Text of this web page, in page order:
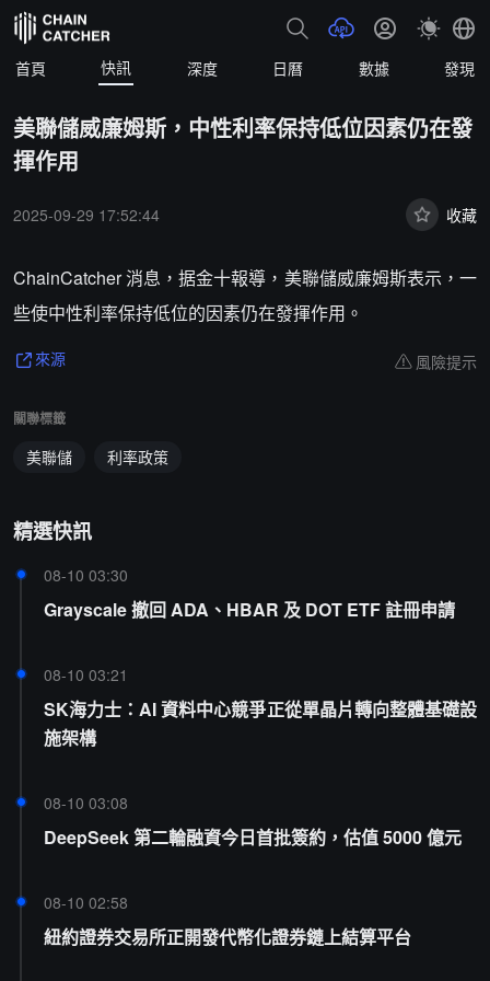
首頁 快訊 深度 日曆 數據 發現
美聯儲威廉姆斯，中性利率保持低位因素仍在發
揮作用
2025-09-29 17:52:44 收藏
ChainCatcher 消息，据金十報導，美聯儲威廉姆斯表示，一
些使中性利率保持低位的因素仍在發揮作用。
來源 風險提示
關聯標籤
美聯儲 利率政策
精選快訊
08-10 03:30
Grayscale 撤回 ADA、HBAR 及 DOT ETF 註冊申請
08-10 03:21
SK海力士：AI 資料中心競爭正從單晶片轉向整體基礎設
施架構
08-10 03:08
DeepSeek 第二輪融資今日首批簽約，估值 5000 億元
08-10 02:58
紐約證券交易所正開發代幣化證券鏈上結算平台